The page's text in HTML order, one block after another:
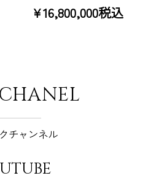
¥16,800,000税込
チャンネル